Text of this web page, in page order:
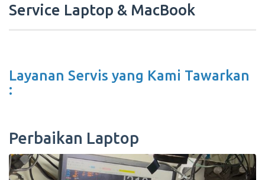
Service Laptop & MacBook
Layanan Servis yang Kami Tawarkan
:
Perbaikan Laptop